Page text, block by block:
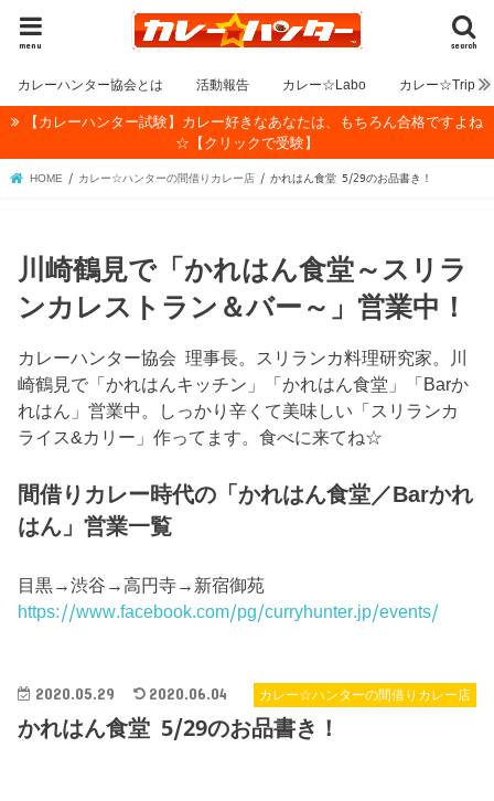
search
menu
カレーハンター協会とは 活動報告 カレー☆Labo カレー☆Trip
【カレーハンター試験】カレー好きなあなたは、もちろん合格ですよね
☆【クリックで受験】
HOME カレー☆ハンターの間借りカレー店 かれはん食堂 5/29のお品書き！
川崎鶴見で「かれはん食堂～スリラ
ンカレストラン＆バー～」営業中！
カレーハンター協会 理事長。スリランカ料理研究家。川
崎鶴見で「かれはんキッチン」「かれはん食堂」「Barか
れはん」営業中。しっかり辛くて美味しい「スリランカ
ライス&カリー」作ってます。食べに来てね☆
間借りカレー時代の「かれはん食堂／Barかれ
はん」営業一覧
目黒→渋谷→高円寺→新宿御苑
https://www.facebook.com/pg/curryhunter.jp/events/
カレー☆ハンターの間借りカレー店
2020.05.29 2020.06.04
かれはん食堂 5/29のお品書き！